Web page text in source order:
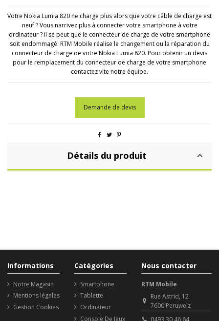
Votre Nokia Lumia 820 ne charge plus alors que votre câble de charge est
neuf ? Vous narrivez plus à connecter votre smartphone à votre
ordinateur ? Il se peut que le connecteur de charge de votre smartphone
soit endommagé. RTM Mobile réalise le changement ou la réparation du
connecteur de charge de votre Nokia Lumia 820. Pour obtenir un devis
pour le remplacement du connecteur de charge de votre smartphone
contactez vite notre équipe.
Demande de devis
Détails du produit
Informations
Notre Magasin
Mentions légales
Gestion Cookies
Catégories
Smartphone
Tablette
Ordinateur
Console De Jeux
Nous contacter
RTM Mobile
Rue Astrid, 12
7600 Peruwelz
0493 30 46 64